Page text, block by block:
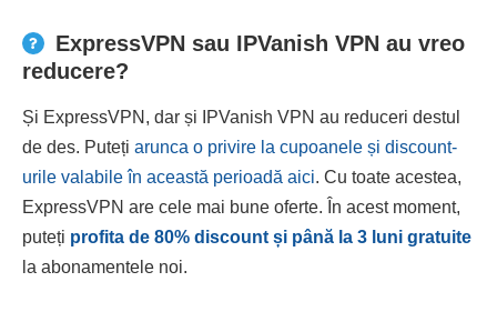
ExpressVPN sau IPVanish VPN au vreo
reducere?
Și ExpressVPN, dar și IPVanish VPN au reduceri destul
de des. Puteți arunca o privire la cupoanele și discount-
urile valabile în această perioadă aici. Cu toate acestea,
ExpressVPN are cele mai bune oferte. În acest moment,
puteți profita de 80% discount și până la 3 luni gratuite
la abonamentele noi.